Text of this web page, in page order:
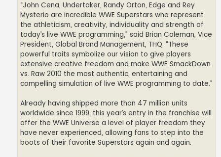
“John Cena, Undertaker, Randy Orton, Edge and Rey
Mysterio are incredible WWE Superstars who represent
the athleticism, creativity, individuality and strength of
today’s live WWE programming,” said Brian Coleman, Vice
President, Global Brand Management, THQ. “These
powerful traits symbolize our vision to give players
extensive creative freedom and make WWE SmackDown
vs. Raw 2010 the most authentic, entertaining and
compelling simulation of live WWE programming to date.”
Already having shipped more than 47 million units
worldwide since 1999, this year’s entry in the franchise will
offer the WWE Universe a level of player freedom they
have never experienced, allowing fans to step into the
boots of their favorite Superstars again and again.